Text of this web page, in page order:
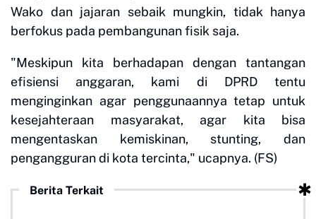
Wako dan jajaran sebaik mungkin, tidak hanya
berfokus pada pembangunan fisik saja.
"Meskipun kita berhadapan dengan tantangan
efisiensi anggaran, kami di DPRD tentu
menginginkan agar penggunaannya tetap untuk
kesejahteraan masyarakat, agar kita bisa
mengentaskan kemiskinan, stunting, dan
pengangguran di kota tercinta," ucapnya. (FS)
Berita Terkait